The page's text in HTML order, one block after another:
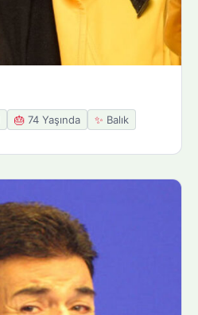
🎂 74 Yaşında ✨ Balık